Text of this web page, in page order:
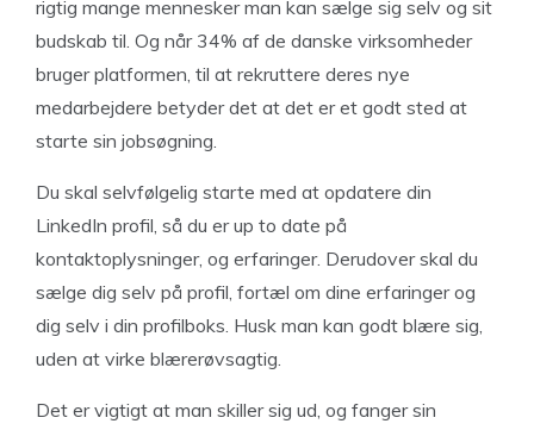
rigtig mange mennesker man kan sælge sig selv og sit
budskab til. Og når 34% af de danske virksomheder
bruger platformen, til at rekruttere deres nye
medarbejdere betyder det at det er et godt sted at
starte sin jobsøgning.
Du skal selvfølgelig starte med at opdatere din
LinkedIn profil, så du er up to date på
kontaktoplysninger, og erfaringer. Derudover skal du
sælge dig selv på profil, fortæl om dine erfaringer og
dig selv i din profilboks. Husk man kan godt blære sig,
uden at virke blærerøvsagtig.
Det er vigtigt at man skiller sig ud, og fanger sin